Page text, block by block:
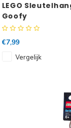
LEGO
Goofy
€7,99
Vergelijk